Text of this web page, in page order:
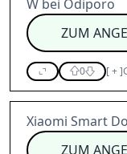
W bei Odiporo
ZUM
0 [+]
Xiaomi Smart
ZUM